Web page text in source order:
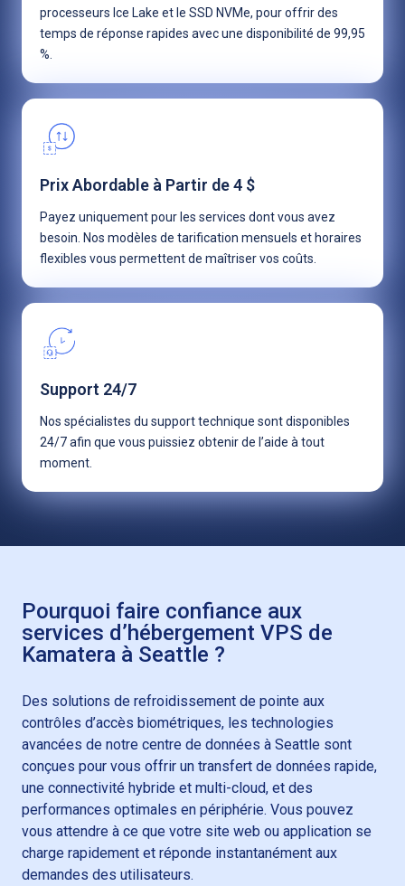
processeurs Ice Lake et le SSD NVMe, pour offrir des
temps de réponse rapides avec une disponibilité de 99,95
%.
Prix Abordable à Partir de 4 $
Payez uniquement pour les services dont vous avez
besoin. Nos modèles de tarification mensuels et horaires
flexibles vous permettent de maîtriser vos coûts.
Support 24/7
Nos spécialistes du support technique sont disponibles
24/7 afin que vous puissiez obtenir de l’aide à tout
moment.
Pourquoi faire confiance aux
services d’hébergement VPS de
Kamatera à Seattle ?
Des solutions de refroidissement de pointe aux
contrôles d’accès biométriques, les technologies
avancées de notre centre de données à Seattle sont
conçues pour vous offrir un transfert de données rapide,
une connectivité hybride et multi-cloud, et des
performances optimales en périphérie. Vous pouvez
vous attendre à ce que votre site web ou application se
charge rapidement et réponde instantanément aux
demandes des utilisateurs.